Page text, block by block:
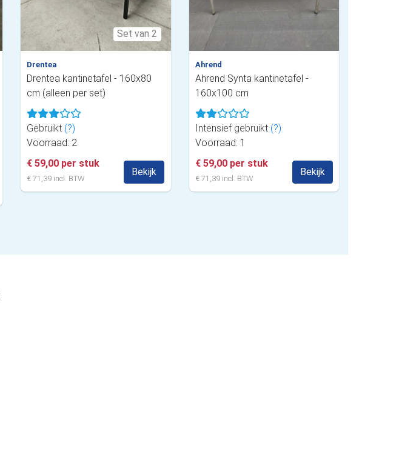
Set van 2
Drentea
Drentea kantinetafel - 160x80
cm (alleen per set)
Gebruikt (?)
Voorraad: 2
€ 59,00 per stuk
€ 71,39 incl. BTW
Bekijk
Ahrend
Ahrend Synta kantinetafel -
160x100 cm
Intensief gebruikt (?)
Voorraad: 1
€ 59,00 per stuk
€ 71,39 incl. BTW
Bekijk